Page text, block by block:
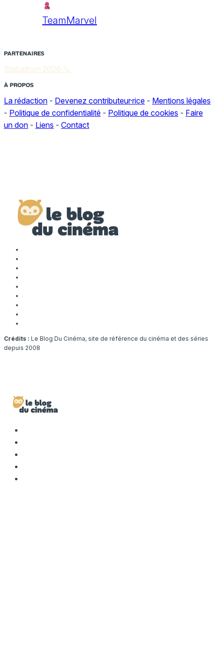
TeamMarvel
PARTENAIRES
Stabathon 2026 🔪
À PROPOS
La rédaction - Devenez contributeur·rice - Mentions légales
- Politique de confidentialité - Politique de cookies - Faire
un don - Liens - Contact
Crédits : Le Blog Du Cinéma, site de référence du cinéma et des séries
depuis 2008